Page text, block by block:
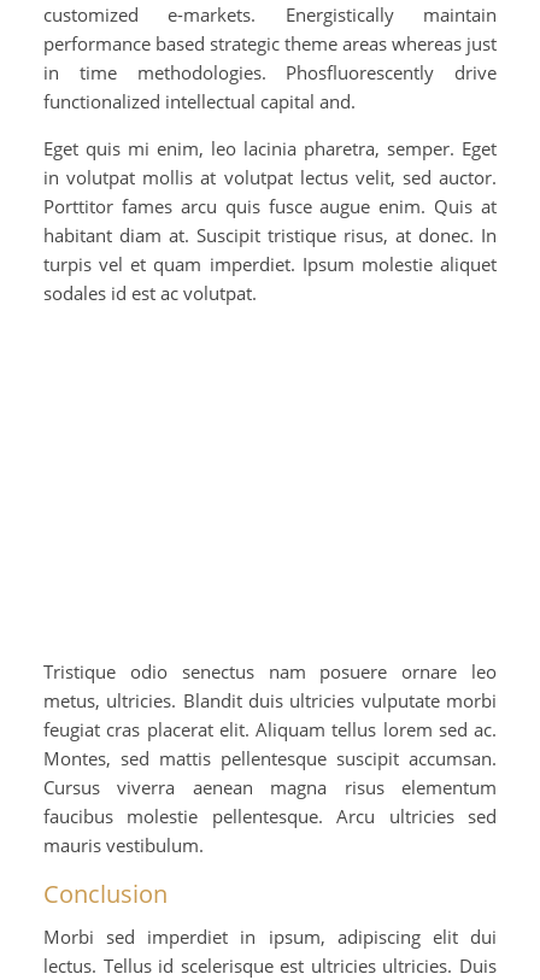
customized e-markets. Energistically maintain
performance based strategic theme areas whereas just
in time methodologies. Phosfluorescently drive
functionalized intellectual capital and.
Eget quis mi enim, leo lacinia pharetra, semper. Eget
in volutpat mollis at volutpat lectus velit, sed auctor.
Porttitor fames arcu quis fusce augue enim. Quis at
habitant diam at. Suscipit tristique risus, at donec. In
turpis vel et quam imperdiet. Ipsum molestie aliquet
sodales id est ac volutpat.
Tristique odio senectus nam posuere ornare leo
metus, ultricies. Blandit duis ultricies vulputate morbi
feugiat cras placerat elit. Aliquam tellus lorem sed ac.
Montes, sed mattis pellentesque suscipit accumsan.
Cursus viverra aenean magna risus elementum
faucibus molestie pellentesque. Arcu ultricies sed
mauris vestibulum.
Conclusion
Morbi sed imperdiet in ipsum, adipiscing elit dui
lectus. Tellus id scelerisque est ultricies ultricies. Duis